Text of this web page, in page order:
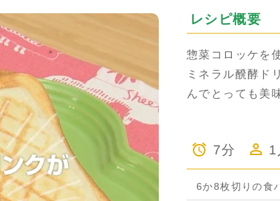
レシピ概要
惣菜コロッケを
ミネラル醗酵ド
んでとっても美
7分 1
6か8枚切りの食